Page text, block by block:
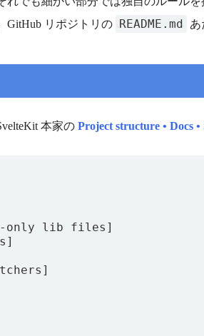
GitHub リポジトリの README.md あ
本家のProject structure • Docs
only lib files]